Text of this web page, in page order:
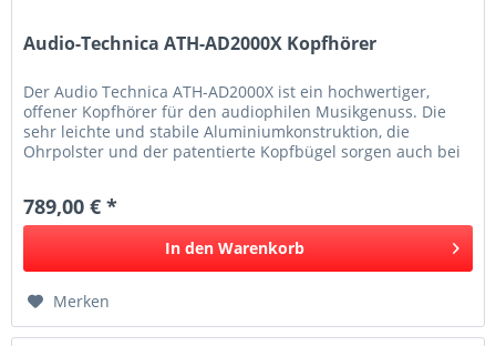
Audio-Technica ATH-AD2000X Kopfhörer
Der Audio Technica ATH-AD2000X ist ein hochwertiger,
offener Kopfhörer für den audiophilen Musikgenuss. Die
sehr leichte und stabile Aluminiumkonstruktion, die
Ohrpolster und der patentierte Kopfbügel sorgen auch bei
789,00 € *
In den Warenkorb
Merken